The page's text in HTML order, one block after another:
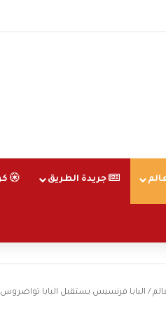
جريدة الطريق
/ البابا فرنسيس يستقبل البابا تواضروس